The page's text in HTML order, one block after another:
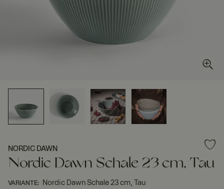
NORDIC DAWN
Nordic Dawn Schale 23 cm, Tau
VARIANTE: Nordic Dawn Schale 23 cm, Tau